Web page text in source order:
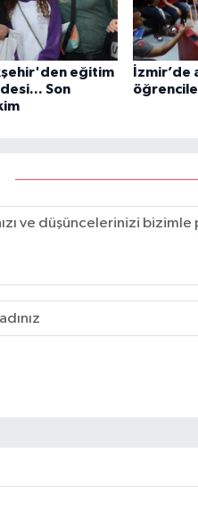
eğitim
Son
İzmir’de